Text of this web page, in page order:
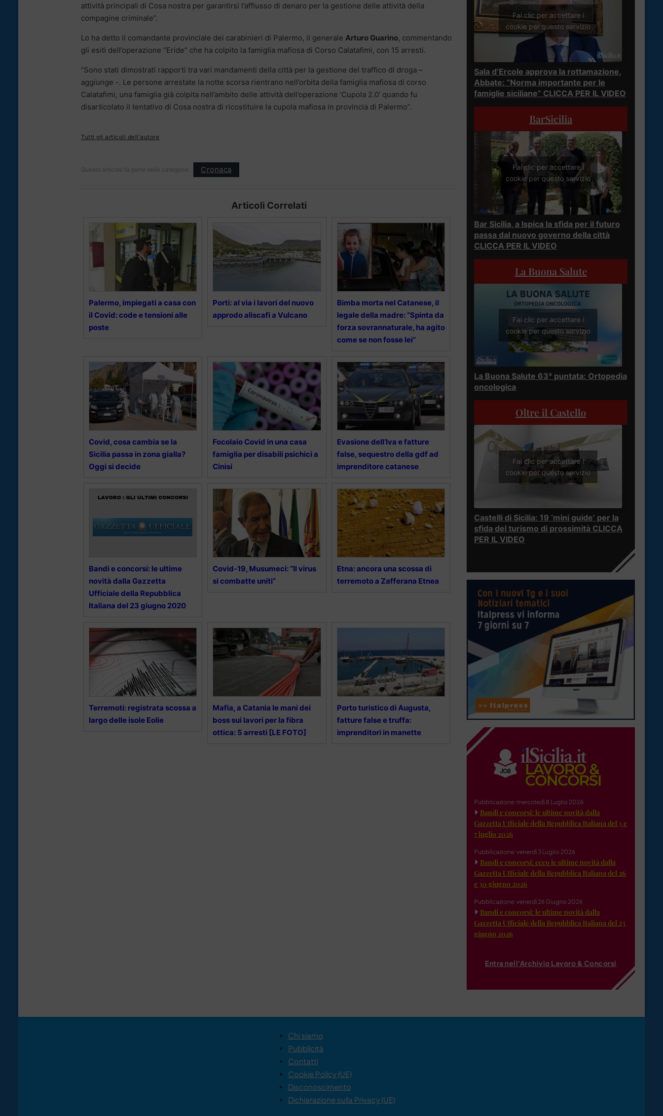
attività principali di Cosa nostra per garantirsi l’afflusso di denaro per la gestione delle attività della
compagine criminale”.
Lo ha detto il comandante provinciale dei carabinieri di Palermo, il generale Arturo Guarino, commentando
gli esiti dell’operazione “Eride” che ha colpito la famiglia mafiosa di Corso Calatafimi, con 15 arresti.
“Sono stati dimostrati rapporti tra vari mandamenti della città per la gestione del traffico di droga –
aggiunge -. Le persone arrestate la notte scorsa rientrano nell’orbita della famiglia mafiosa di corso
Calatafimi, una famiglia già colpita nell’ambito delle attività dell’operazione ‘Cupola 2.0’ quando fu
disarticolato il tentativo di Cosa nostra di ricostituire la cupola mafiosa in provincia di Palermo”.
Tutti gli articoli dell'autore
Questo articolo fa parte delle categorie: Cronaca
Articoli Correlati
Palermo, impiegati a casa con
il Covid: code e tensioni alle
poste
Porti: al via i lavori del nuovo
approdo aliscafi a Vulcano
Bimba morta nel Catanese, il
legale della madre: “Spinta da
forza sovrannaturale, ha agito
come se non fosse lei”
Covid, cosa cambia se la
Sicilia passa in zona gialla?
Oggi si decide
Focolaio Covid in una casa
famiglia per disabili psichici a
Cinisi
Evasione dell’Iva e fatture
false, sequestro della gdf ad
imprenditore catanese
Bandi e concorsi: le ultime
novità dalla Gazzetta
Ufficiale della Repubblica
Italiana del 23 giugno 2020
Covid-19, Musumeci: “Il virus
si combatte uniti”
Etna: ancora una scossa di
terremoto a Zafferana Etnea
Terremoti: registrata scossa a
largo delle isole Eolie
Mafia, a Catania le mani dei
boss sui lavori per la fibra
ottica: 5 arresti [LE FOTO]
Porto turistico di Augusta,
fatture false e truffa:
imprenditori in manette
Fai clic per accettare i
cookie per questo servizio
Sala d’Ercole approva la rottamazione,
Abbate: “Norma importante per le
famiglie siciliane” CLICCA PER IL VIDEO
BarSicilia
Fai clic per accettare i
cookie per questo servizio
Bar Sicilia, a Ispica la sfida per il futuro
passa dal nuovo governo della città
CLICCA PER IL VIDEO
La Buona Salute
Fai clic per accettare i
cookie per questo servizio
La Buona Salute 63° puntata: Ortopedia
oncologica
Oltre il Castello
Fai clic per accettare i
cookie per questo servizio
Castelli di Sicilia: 19 ‘mini guide’ per la
sfida del turismo di prossimità CLICCA
PER IL VIDEO
Pubblicazione: mercoledì 8 Luglio 2026
Bandi e concorsi: le ultime novità dalla
Gazzetta Ufficiale della Repubblica Italiana del 3 e
7 luglio 2026
Pubblicazione: venerdì 3 Luglio 2026
Bandi e concorsi: ecco le ultime novità dalla
Gazzetta Ufficiale della Repubblica Italiana del 26
e 30 giugno 2026
Pubblicazione: venerdì 26 Giugno 2026
Bandi e concorsi: le ultime novità dalla
Gazzetta Ufficiale della Repubblica Italiana del 23
giugno 2026
Entra nell'Archivio Lavoro & Concorsi
Chi siamo
Pubblicità
Contatti
Cookie Policy (UE)
Disconoscimento
Dichiarazione sulla Privacy (UE)